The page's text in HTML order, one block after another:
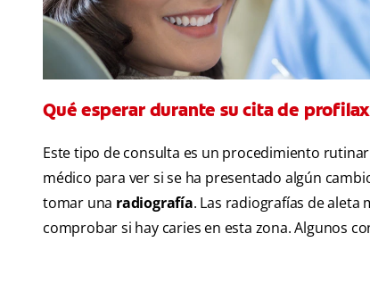
Qué esperar durante su cita de
Este tipo de consulta es un procedimiento
médico para ver si se ha presentado algún
tomar una radiografía. Las radiografías de
comprobar si hay caries en esta zona. Algunos